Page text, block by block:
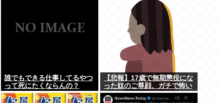
誰でもできる仕事してるやつ
って死にたくならんの？
【悲報】17歳で無期懲役にな
った奴のご尊顔、ガチで怖い